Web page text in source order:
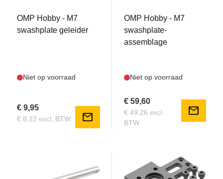
OMP Hobby - M7
swashplate geleider
Niet op voorraad
€ 9,95
€ 8,22 excl. BTW mail
OMP Hobby - M7
swashplate-
assemblage
Niet op voorraad
€ 59,60
€ 49,26 excl.
BTW
mail